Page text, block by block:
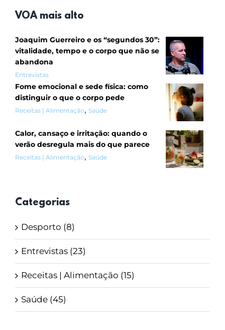
VOA mais alto
Joaquim Guerreiro e os “segundos 30”:
vitalidade, tempo e o corpo que não se
abandona
Entrevistas
Fome emocional e sede física: como
distinguir o que o corpo pede
Receitas | Alimentação, Saúde
Calor, cansaço e irritação: quando o
verão desregula mais do que parece
Receitas | Alimentação, Saúde
Categorias
Desporto (8)
Entrevistas (23)
Receitas | Alimentação (15)
Saúde (45)